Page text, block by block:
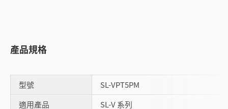
產品規格
型號
SL-VPT5PM
適用產品
SL-V 系列